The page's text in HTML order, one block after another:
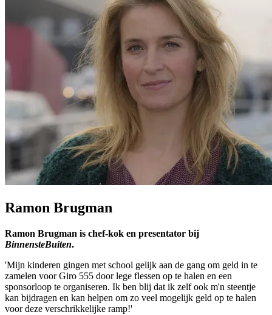
Ramon Brugman
Ramon Brugman is chef-kok en presentator bij
BinnensteBuiten.
'Mijn kinderen gingen met school gelijk aan de gang om geld in te
zamelen voor Giro 555 door lege flessen op te halen en een
sponsorloop te organiseren. Ik ben blij dat ik zelf ook m'n steentje
kan bijdragen en kan helpen om zo veel mogelijk geld op te halen
voor deze verschrikkelijke ramp!'